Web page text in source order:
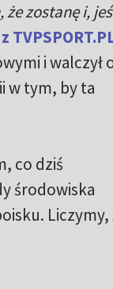
że zostanę i,
i walczył
w tym, by ta
co dziś
środowiska
Liczymy,